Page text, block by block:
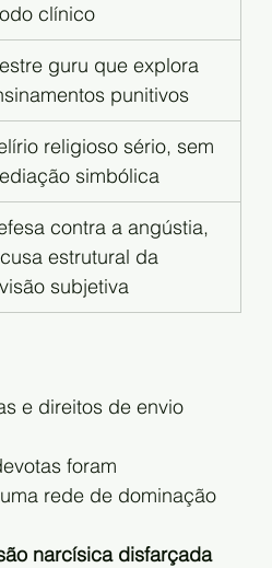
clínico
guru que explora
punitivos
religioso sério, sem
simbólica
contra a angústia,
estrutural da
subjetiva
e direitos de envio
foram
rede de dominação
narcísica disfarçada